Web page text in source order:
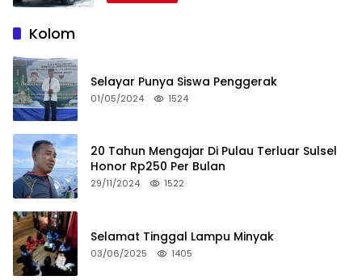
Kolom
Selayar Punya Siswa Penggerak
01/05/2024 1524
20 Tahun Mengajar Di Pulau Terluar Sulsel
Honor Rp250 Per Bulan
29/11/2024 1522
Selamat Tinggal Lampu Minyak
03/06/2025 1405